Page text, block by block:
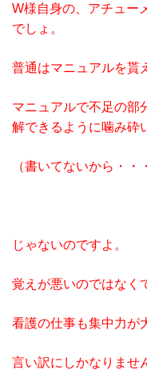
W様自身の、アチュー
でしょ。
普通はマニュアルを貰
マニュアルで不足の部
解できるように噛み砕
（書いてないから・・
じゃないのですよ。
覚えが悪いのではなく
看護の仕事も集中力が
言い訳にしかなりませ